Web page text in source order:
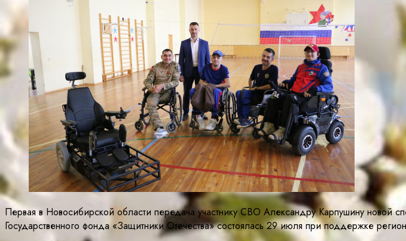
Первая в Новосибирской области передача участнику СВО Александру Карпушину новой
Государственного фонда «Защитники Отечества» состоялась 29 июля при поддержке